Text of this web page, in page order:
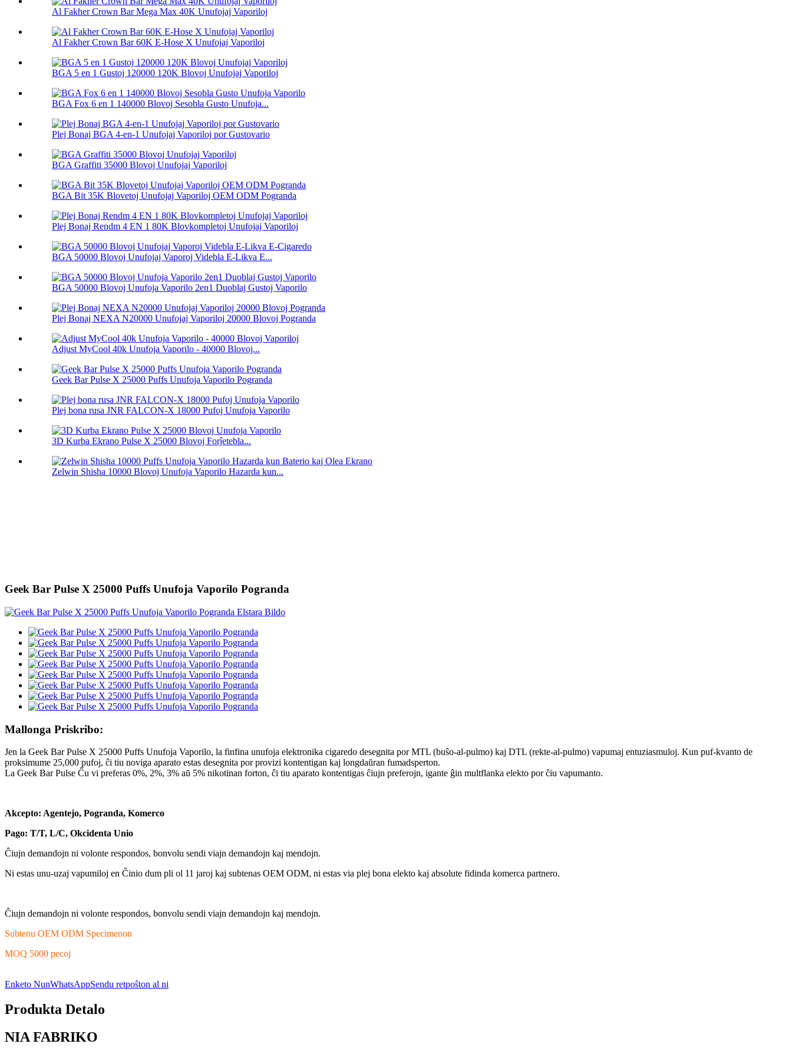
Al Fakher Crown Bar Mega Max 40K Unufojaj Vaporiloj
Al Fakher Crown Bar 60K E-Hose X Unufojaj Vaporiloj
BGA 5 en 1 Gustoj 120000 120K Blovoj Unufojaj Vaporiloj
BGA Fox 6 en 1 140000 Blovoj Sesobla Gusto Unufoja...
Plej Bonaj BGA 4-en-1 Unufojaj Vaporiloj por Gustovario
BGA Graffiti 35000 Blovoj Unufojaj Vaporiloj
BGA Bit 35K Blovetoj Unufojaj Vaporiloj OEM ODM Pogranda
Plej Bonaj Rendm 4 EN 1 80K Blovkompletoj Unufojaj Vaporiloj
BGA 50000 Blovoj Unufojaj Vaporoj Videbla E-Likva E...
BGA 50000 Blovoj Unufoja Vaporilo 2en1 Duoblaj Gustoj Vaporilo
Plej Bonaj NEXA N20000 Unufojaj Vaporiloj 20000 Blovoj Pogranda
Adjust MyCool 40k Unufoja Vaporilo - 40000 Blovoj...
Geek Bar Pulse X 25000 Puffs Unufoja Vaporilo Pogranda
Plej bona rusa JNR FALCON-X 18000 Pufoj Unufoja Vaporilo
3D Kurba Ekrano Pulse X 25000 Blovoj Forĵetebla...
Zelwin Shisha 10000 Blovoj Unufoja Vaporilo Hazarda kun...
Geek Bar Pulse X 25000 Puffs Unufoja Vaporilo Pogranda
Mallonga Priskribo:
Jen la Geek Bar Pulse X 25000 Puffs Unufoja Vaporilo, la finfina unufoja elektronika cigaredo desegnita por MTL (buŝo-al-pulmo) kaj DTL (rekte-al-pulmo) vapumaj entuziasmuloj. Kun puf-kvanto de
proksimume 25,000 pufoj, ĉi tiu noviga aparato estas desegnita por provizi kontentigan kaj longdaŭran fumadsperton.
La Geek Bar Pulse Ĉu vi preferas 0%, 2%, 3% aŭ 5% nikotinan forton, ĉi tiu aparato kontentigas ĉiujn preferojn, igante ĝin multflanka elekto por ĉiu vapumanto.
Akcepto: Agentejo, Pogranda, Komerco
Pago: T/T, L/C, Okcidenta Unio
Ĉiujn demandojn ni volonte respondos, bonvolu sendi viajn demandojn kaj mendojn.
Ni estas unu-uzaj vapumiloj en Ĉinio dum pli ol 11 jaroj kaj subtenas OEM ODM, ni estas via plej bona elekto kaj absolute fidinda komerca partnero.
Ĉiujn demandojn ni volonte respondos, bonvolu sendi viajn demandojn kaj mendojn.
Subtenu OEM ODM Specimenon
MOQ 5000 pecoj
Enketo NunWhatsAppSendu retpoŝton al ni
Produkta Detalo
NIA FABRIKO